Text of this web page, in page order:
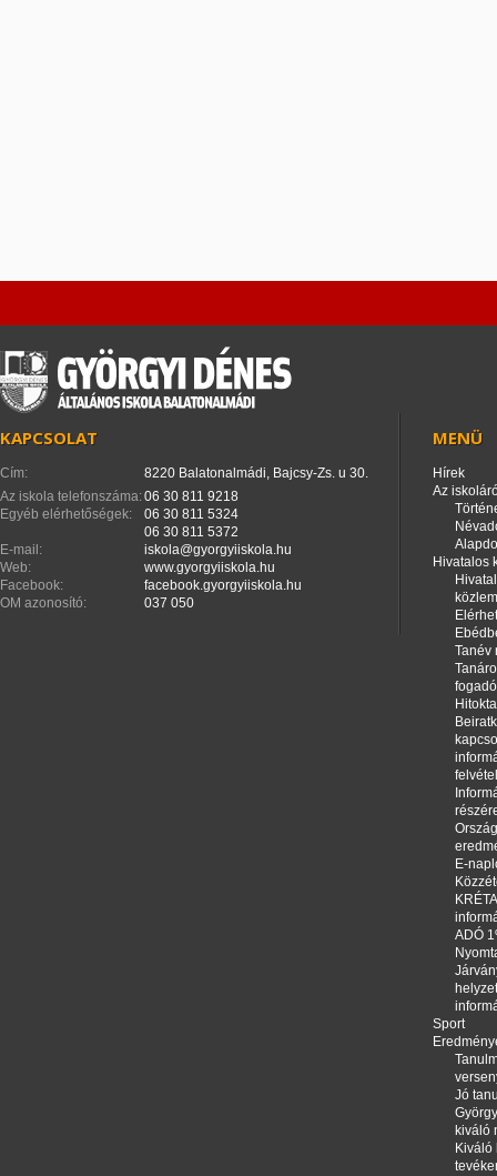
KAPCSOLAT
Cím:
8220 Balatonalmádi, Bajcsy-Zs. u 30.
Az iskola telefonszáma:06 30 811 9218
Egyéb elérhetőségek:
06 30 811 5324
06 30 811 5372
E-mail:
iskola@gyorgyiiskola.hu
Web:
www.gyorgyiiskola.hu
Facebook:
facebook.gyorgyiiskola.hu
OM azonosító:
037 050
MENÜ
Hírek
Az
Hivatalos
Tanév
E-
ADÓ
Sport
Jó
kiváló
Kiváló